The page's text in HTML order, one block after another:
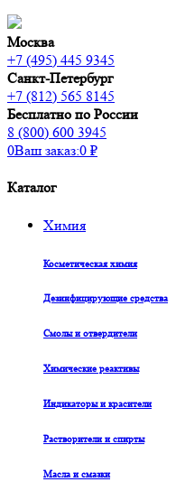
Москва
+7 (495) 445 9345
Санкт-Петербург
+7 (812) 565 8145
Бесплатно по России
8 (800) 600 3945
0Ваш заказ:0 ₽
Каталог
Химия
Косметическая химия
Дезинфицирующие средства
Смолы и отвердители
Химические реактивы
Индикаторы и красители
Растворители и спирты
Масла и смазки